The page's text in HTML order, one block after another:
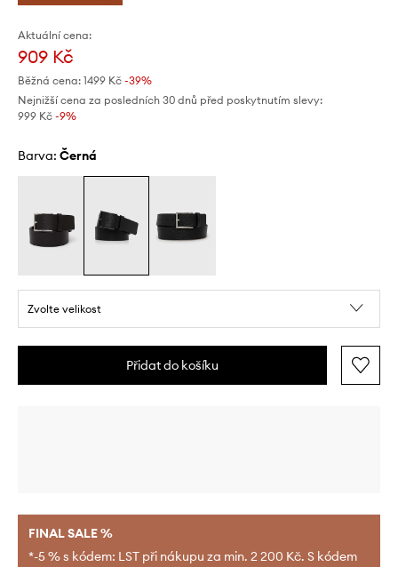
Aktuální cena:
909 Kč
Běžná cena: 1499 Kč -39%
Nejnižší cena za posledních 30 dnů před poskytnutím slevy:
999 Kč -9%
Barva: černá
Zvolte velikost
Přidat do košíku
FINAL SALE %
*-5 % s kódem: LST při nákupu za min. 2 200 Kč. S kódem